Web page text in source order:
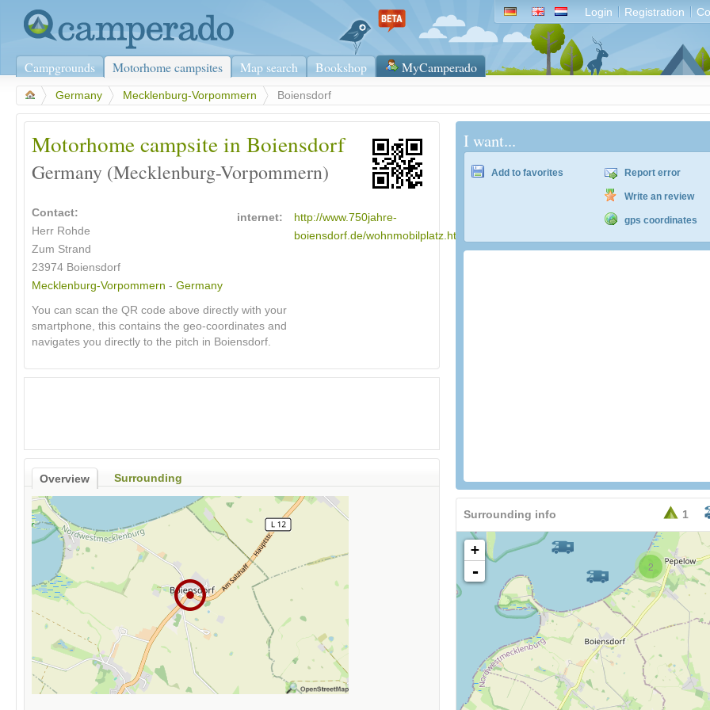
Login Registration
Campgrounds Motorhome campsites Map search Bookshop MyCamperado
Germany Mecklenburg-Vorpommern Boiensdorf
Motorhome campsite in Boiensdorf
Germany (Mecklenburg-Vorpommern)
Contact:
Herr Rohde
Zum Strand
23974 Boiensdorf
Mecklenburg-Vorpommern - Germany
internet:
http://www.750jahre-
boiensdorf.de/wohnmobilplatz.html
You can scan the QR code above directly with your
smartphone, this contains the geo-coordinates and
navigates you directly to the pitch in Boiensdorf.
Overview Surrounding
I want...
Add to favorites Report error
Write an review
gps coordinates
1
Surrounding info
2
+
-